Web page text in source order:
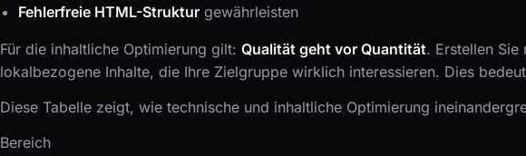
Fehlerfreie HTML-Struktur gewährleisten
Für die inhaltliche Optimierung gilt: Qualität geht vor Quantität. Erstellen Sie
lokalbezogene Inhalte, die Ihre Zielgruppe wirklich interessieren. Dies
Diese Tabelle zeigt, wie technische und inhaltliche Optimierung
Bereich